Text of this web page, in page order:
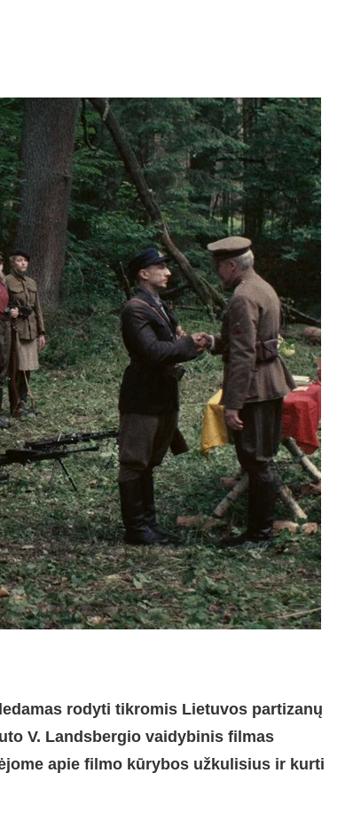
rodyti tikromis Lietuvos partizanų
V. Landsbergio vaidybinis filmas
apie filmo kūrybos užkulisius ir kurti